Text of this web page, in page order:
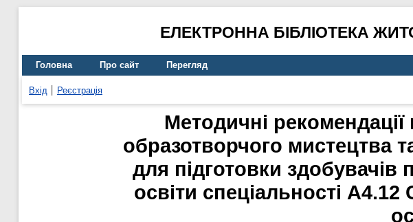
ЕЛЕКТРОННА БІБЛІОТЕКА
Головна Про сайт Перегляд
Вхід Реєстрація
Методичні
образотворчого мистецтва
для підготовки
освіти спеціальності